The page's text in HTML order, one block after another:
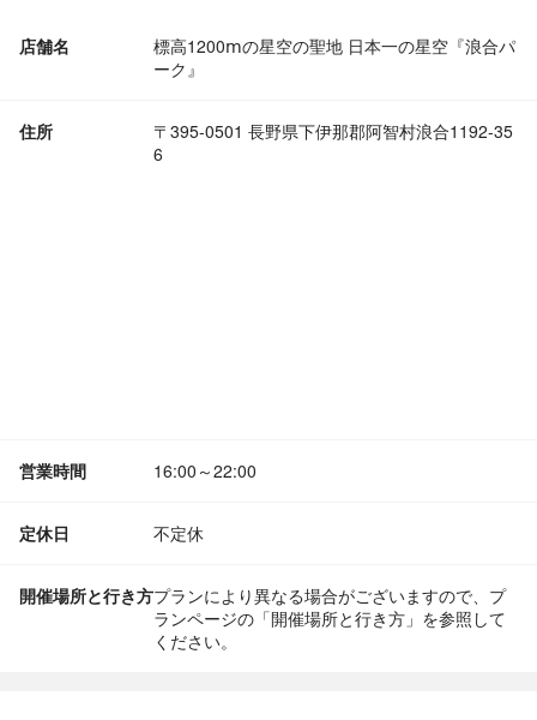
店舗名
標高1200ⅿの星空の聖地 日本一の星空『浪合パ
ーク』
住所
〒395-0501 長野県下伊那郡阿智村浪合1192-35
6
営業時間 16:00～22:00
定休日 不定休
開催場所と行き方プランにより異なる場合がございますので、プ
ランページの「開催場所と行き方」を参照して
ください。